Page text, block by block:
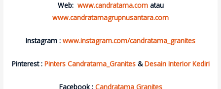
Web: www.candratama.com atau
www.candratamagrupnusantara.com
Instagram : www.instagram.com/candratama_granites
Pinterest : Pinters Candratama_Granites &Desain Interior Kediri
Facebook : Candratama Granites